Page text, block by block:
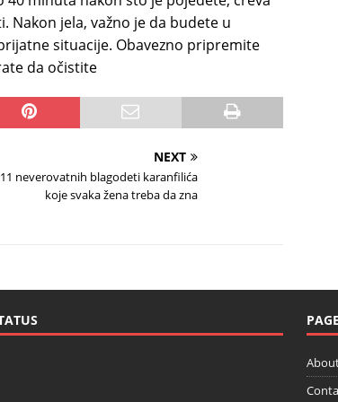
Nakon jela, važno je da budete u
situacije. Obavezno pripremite
da očistite
NEXT
11 neverovatnih blagodeti karanfilića
koje svaka žena treba da zna